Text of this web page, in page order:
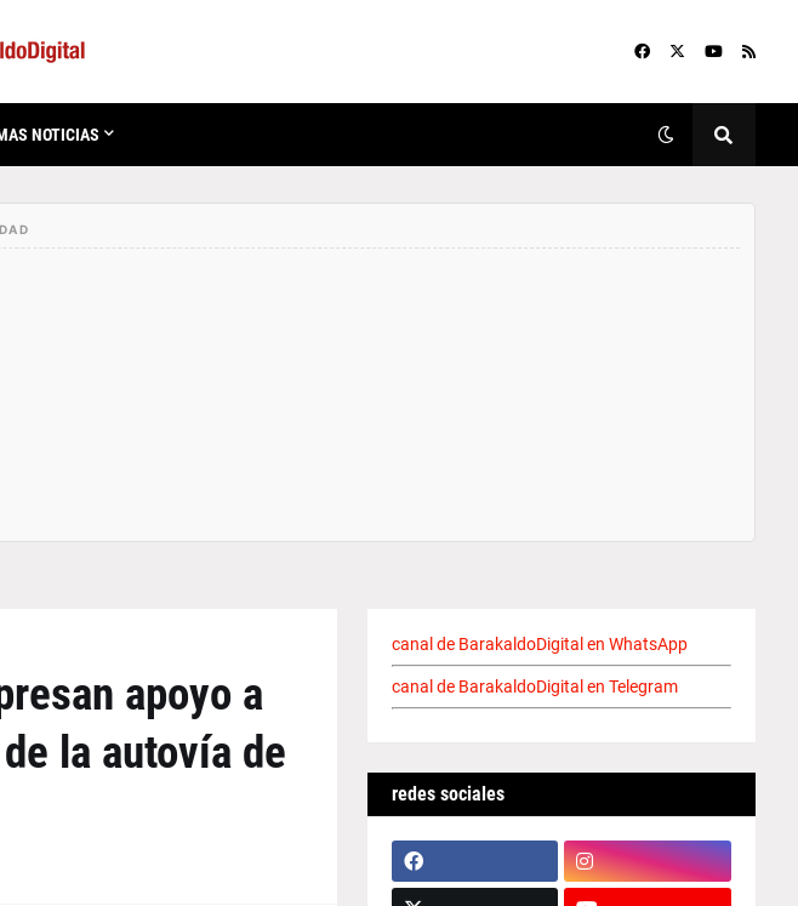
NOTICIAS
apoyo a
la autovía de
canal de BarakaldoDigital en WhatsApp
canal de BarakaldoDigital en Telegram
redes sociales